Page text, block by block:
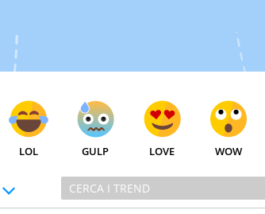
LOL GULP LOVE WOW